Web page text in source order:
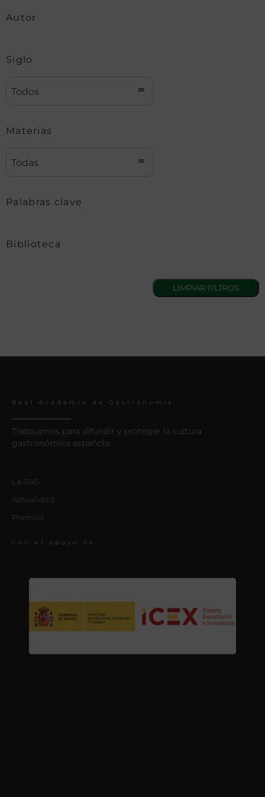
Autor
Siglo
Todos
Materias
Todas
Palabras clave
Biblioteca
Real Academia de Gastronomía
Trabajamos para difundir y proteger la cultura
gastronómica española.
La RAG
Actualidad
Premios
Con el apoyo de: